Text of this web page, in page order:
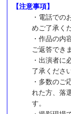
【注意事項】
・電話での
めご了承く
・作品の内
ご返答でき
・出演者に
了承ください
・多数のご
れた方、落
す。